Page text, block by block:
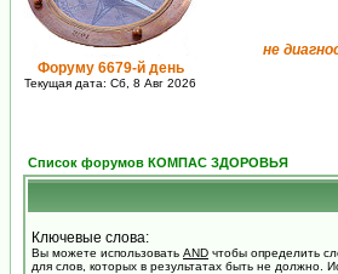
Форуму 6679-й день
Текущая дата: Сб, 8 Авг 2026
не
Список форумов КОМПАС ЗДОРОВЬЯ
Ключевые слова:
Вы можете использовать AND чтобы определить
для слов, которых в результатах быть не должно.